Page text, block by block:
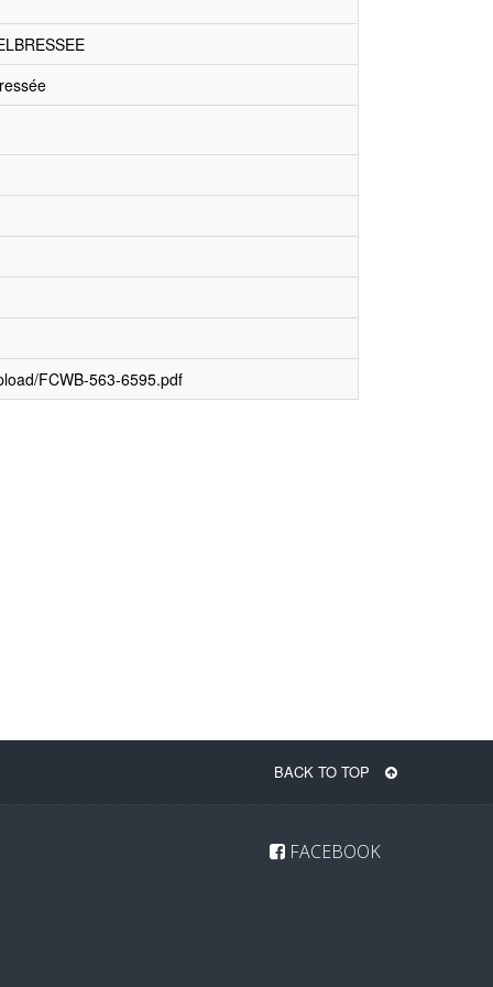
FCWB-563-6595.pdf
BACK TO TOP
FACEBOOK